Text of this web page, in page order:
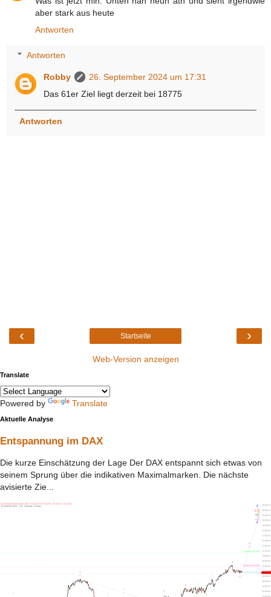
aber stark aus heute
Antworten
Antworten
Robby
26. September 2024 um 17:31
Das 61er Ziel liegt derzeit bei 18775
Antworten
‹ ›
Startseite
Web-Version anzeigen
Translate
Powered by Translate
Aktuelle Analyse
Entspannung im DAX
Die kurze Einschätzung der Lage Der DAX entspannt sich etwas von
seinem Sprung über die indikativen Maximalmarken. Die nächste
avisierte Zie...